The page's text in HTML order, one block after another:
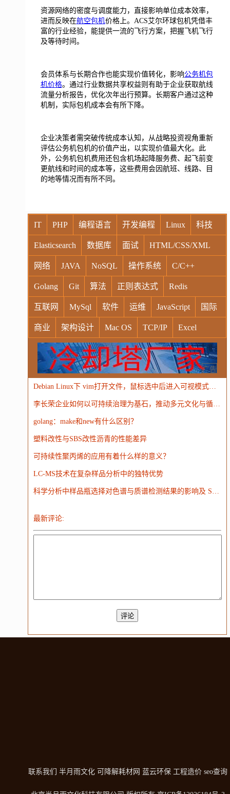
资源网络的密度与调度能力，直接影响单位成本效率，
进而反映在航空包机价格上。ACS艾尔环球包机凭借丰
富的行业经验，能提供一流的飞行方案，把握飞机飞行
及等待时间。
会员体系与长期合作也能实现价值转化，影响公务机包
机价格。通过行业数据共享权益则有助于企业获取航线
流量分析报告，优化次年出行预算。长期客户通过这种
机制，实际包机成本会有所下降。
企业决策者需突破传统成本认知，从战略投资视角重新
评估公务机包机的价值产出，以实现价值最大化。此
外，公务机包机费用还包含机场起降服务费、起飞前变
更航线和时间的成本等，这些费用会因航班、线路、目
的地等情况而有所不同。
IT PHP 编程语言 开发编程 Linux 科技
Elasticsearch 数据库 面试 HTML/CSS/XML
网络 JAVA NoSQL 操作系统 C/C++
Golang Git 算法 正则表达式 Redis
互联网 MySql 软件 运维 JavaScript 国际
商业 架构设计 Mac OS TCP/IP Excel
Windows Oracle Socket VR Vim
MongoDB 运营 Python MemCache 硬件
电子 娱乐 设计 摄影 nginx 游戏
WordPress HTTP 团建 数码电器 Docker
广告
Debian Linux下 vim打开文件，鼠标选中后进入可视模式无法复制粘贴问题的解决
李长荣企业如何以可持续治理为基石，推动多元文化与循环经济并进？
golang：make和new有什么区别？
塑料改性与SBS改性沥青的性能差异
可持续性聚丙烯的应用有着什么样的意义？
LC-MS技术在复杂样品分析中的独特优势
科学分析中样品瓶选择对色谱与质谱检测结果的影响及 SureSTART 解决方案
最新评论:
联系我们 半月雨文化 可降解耗材网 蓝云环保 工程造价 seo查询